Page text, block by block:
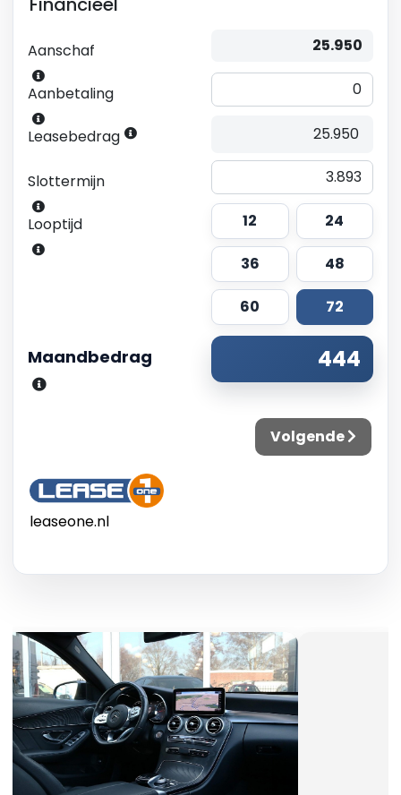
Aanschaf
Aanbetaling
Leasebedrag
Slottermijn
Looptijd 12 24
36 48
60 72
Maandbedrag
leaseone.nl
Volgende